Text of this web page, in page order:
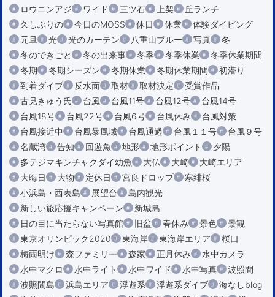
ロウニンアジ
ワイド 三ツ石 上架
丘ランチ
久しぶりの
今日のMOSS 休日 休業
体験ダイビング
元旦
光 光のカーテン 八重山ブルー 写真
冬
冬のできごと
冬の出来事 冬季 冬季休業
冬季休業期間
冬期
冬期シーズン 冬期休業 冬期休業期間
初潜り
到着ダイブ
反水面 取材 取材決定
受賞作品
古見きゅう氏
台風 台風11号 台風12号
台風14号
台風18号
台風22号 台風6号 台風休み
台風対策
台風接近中
台風暴風域 台風通過 台風１１号
台風９号
名蔵湾
告知 回遊魚 地形 地形ポイント
夕陽
多テジマキンチャクダイ幼魚
大仏 大崎
大崎エリア
大晦日
大物 定休日 宮良ドロップ
寒緋桜
小浜島・西表島
展望台
島内観光
新しい旅応援キャンペーン
新城島
日の目に当たらない写真館
旧盆 春休み 景色
景観
東京オリンピック2020
東海岸 東海岸エリア
桜口
梅雨明け
森ファミリー 森家 正月休み
水中カメラ
水中マクロ
水中ライト 水中ワイド 水中写真
波照間
波照間島
浜島エリア 浮遊系 浮遊系ダイブ
海なしblog